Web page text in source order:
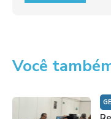
Você